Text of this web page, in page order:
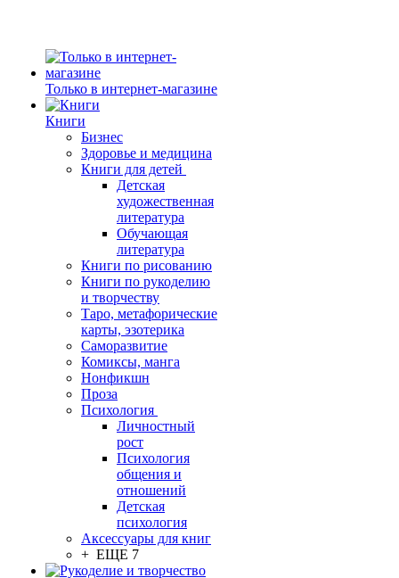
Только в интернет-магазине
Книги
Бизнес
Здоровье и медицина
Книги для детей
Детская
художественная
литература
Обучающая
литература
Книги по рисованию
Книги по рукоделию
и творчеству
Таро, метафорические
карты, эзотерика
Саморазвитие
Комиксы, манга
Нонфикшн
Проза
Психология
Личностный
рост
Психология
общения и
отношений
Детская
психология
Аксессуары для книг
+ ЕЩЕ 7